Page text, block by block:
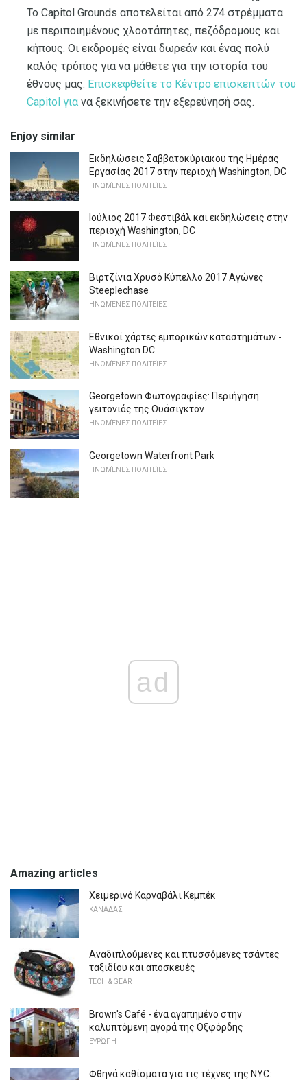
Το Capitol Grounds αποτελείται από 274 στρέμματα
με περιποιημένους χλοοτάπητες, πεζόδρομους και
κήπους. Οι εκδρομές είναι δωρεάν και ένας πολύ
καλός τρόπος για να μάθετε για την ιστορία του
έθνους μας. Επισκεφθείτε το Κέντρο επισκεπτών του
Capitol για να ξεκινήσετε την εξερεύνησή σας.
Enjoy similar
Εκδηλώσεις Σαββατοκύριακου της Ημέρας
Εργασίας 2017 στην περιοχή Washington, DC
ΗΝΩΜΈΝΕΣ ΠΟΛΙΤΕΊΕΣ
Ιούλιος 2017 Φεστιβάλ και εκδηλώσεις στην
περιοχή Washington, DC
ΗΝΩΜΈΝΕΣ ΠΟΛΙΤΕΊΕΣ
Βιρτζίνια Χρυσό Κύπελλο 2017 Αγώνες
Steeplechase
ΗΝΩΜΈΝΕΣ ΠΟΛΙΤΕΊΕΣ
Εθνικοί χάρτες εμπορικών καταστημάτων -
Washington DC
ΗΝΩΜΈΝΕΣ ΠΟΛΙΤΕΊΕΣ
Georgetown Φωτογραφίες: Περιήγηση
γειτονιάς της Ουάσιγκτον
ΗΝΩΜΈΝΕΣ ΠΟΛΙΤΕΊΕΣ
Georgetown Waterfront Park
ΗΝΩΜΈΝΕΣ ΠΟΛΙΤΕΊΕΣ
ad
Amazing articles
Χειμερινό Καρναβάλι Κεμπέκ
ΚΑΝΑΔΆΣ
Αναδιπλούμενες και πτυσσόμενες τσάντες
ταξιδίου και αποσκευές
TECH & GEAR
Brown's Café - ένα αγαπημένο στην
καλυπτόμενη αγορά της Οξφόρδης
ΕΥΡΏΠΗ
Φθηνά καθίσματα για τις τέχνες της NYC: